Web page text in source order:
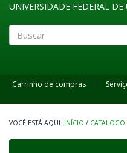
UNIVERSIDADE FEDERAL
Carrinho de compras
INÍCIO / CATALOGO